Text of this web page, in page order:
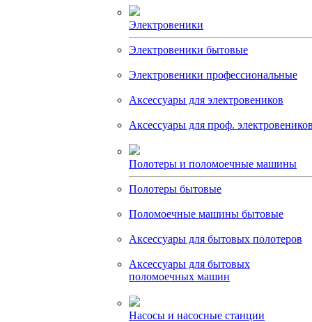
Электровеники
Электровеники бытовые
Электровеники профессиональные
Аксессуары для электровеников
Аксессуары для проф.
Полотеры и поломоечные машины
Полотеры бытовые
Поломоечные машины бытовые
Аксессуары для бытовых полотеров
Аксессуары для бытовых
поломоечных машин
Насосы и насосные станции